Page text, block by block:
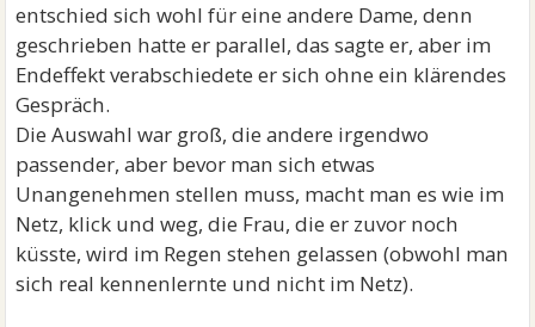
entschied sich wohl für eine andere Dame, denn
geschrieben hatte er parallel, das sagte er, aber im
Endeffekt verabschiedete er sich ohne ein klärendes
Gespräch.
Die Auswahl war groß, die andere irgendwo
passender, aber bevor man sich etwas
Unangenehmen stellen muss, macht man es wie im
Netz, klick und weg, die Frau, die er zuvor noch
küsste, wird im Regen stehen gelassen (obwohl man
sich real kennenlernte und nicht im Netz).